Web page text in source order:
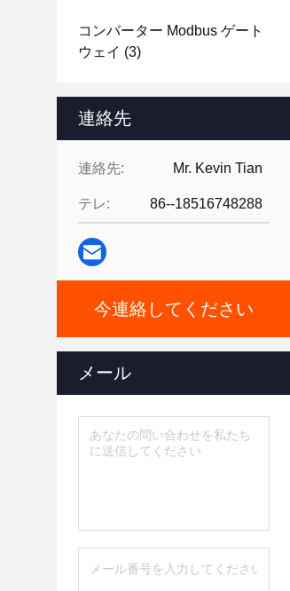
コンバーター Modbus ゲート
ウェイ (3)
連絡先
連絡先: Mr. Kevin Tian
テレ: 86--18516748288
今連絡してください
メール